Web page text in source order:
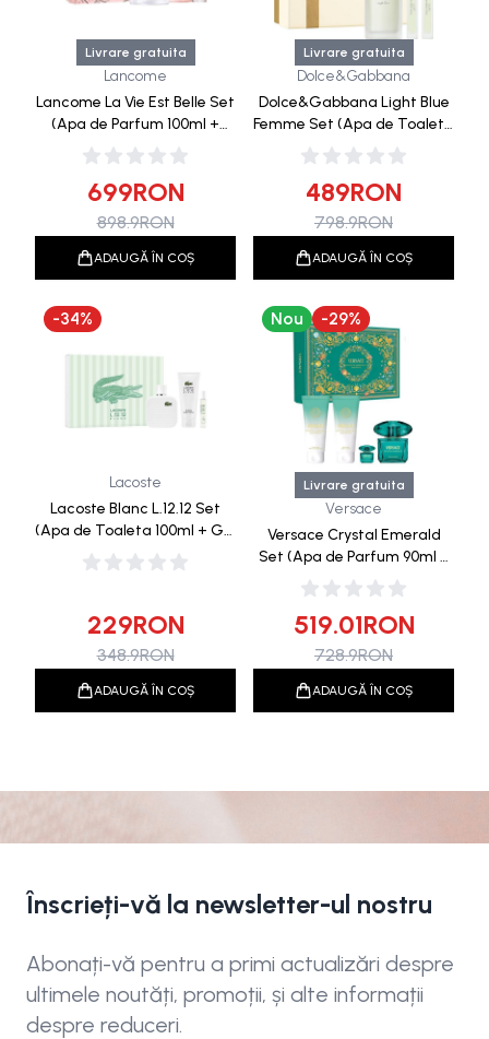
Livrare gratuita
Lancome
Lancome La Vie Est Belle Set
(Apa de Parfum 100ml +
Lotiune de Corp 200ml +
Apa de Parfum 4ml)
699RON
898.9RON
ADAUGĂ ÎN COȘ
Livrare gratuita
Dolce&Gabbana
Dolce&Gabbana Light Blue
Femme Set (Apa de Toaleta
100ml + 2xApa de Toaleta
10ml)
489RON
798.9RON
ADAUGĂ ÎN COȘ
-34%
Lacoste
Lacoste Blanc L.12.12 Set
(Apa de Toaleta 100ml + Gel
de Dus 100ml + Apa de
Toaleta 7.5ml)
229RON
348.9RON
ADAUGĂ ÎN COȘ
Nou -29%
Livrare gratuita
Versace
Versace Crystal Emerald
Set (Apa de Parfum 90ml +
Apa de Parfum 5ml +
Lotiune de Corp + Gel de
Dus)
519.01RON
728.9RON
ADAUGĂ ÎN COȘ
Înscrieți-vă la newsletter-ul nostru
Abonați-vă pentru a primi actualizări despre
ultimele noutăți, promoții, și alte informații
despre reduceri.